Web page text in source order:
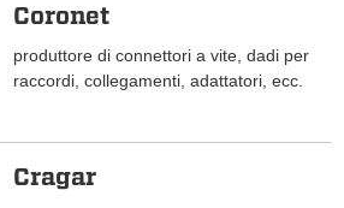
Coronet
produttore di connettori a vite, dadi per
raccordi, collegamenti, adattatori, ecc.
Cragar